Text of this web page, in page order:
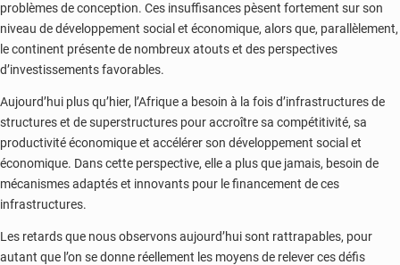
problèmes de conception. Ces insuffisances pèsent fortement sur son
niveau de développement social et économique, alors que, parallèlement,
le continent présente de nombreux atouts et des perspectives
d’investissements favorables.
Aujourd’hui plus qu’hier, l’Afrique a besoin à la fois d’infrastructures de
structures et de superstructures pour accroître sa compétitivité, sa
productivité économique et accélérer son développement social et
économique. Dans cette perspective, elle a plus que jamais, besoin de
mécanismes adaptés et innovants pour le financement de ces
infrastructures.
Les retards que nous observons aujourd’hui sont rattrapables, pour
autant que l’on se donne réellement les moyens de relever ces défis